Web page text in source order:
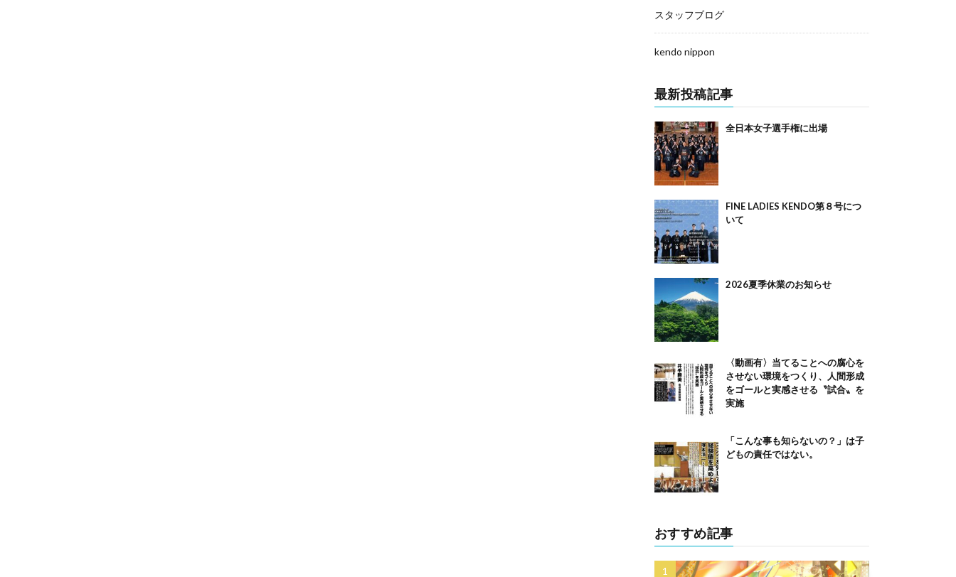
スタッフブログ
kendo nippon
最新投稿記事
全日本女子選手権に出場
FINE LADIES KENDO第８号につ
いて
2026夏季休業のお知らせ
〈動画有〉当てることへの腐心を
させない環境をつくり、人間形成
をゴールと実感させる〝試合〟を
実施
「こんな事も知らないの？」は子
どもの責任ではない。
おすすめ記事